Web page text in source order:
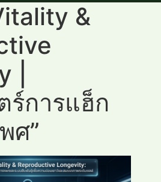
&
|
ร์การแฮ็ก
ศ”